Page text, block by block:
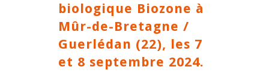
biologique Biozone à
Mûr-de-Bretagne /
Guerlédan (22), les 7
et 8 septembre 2024.